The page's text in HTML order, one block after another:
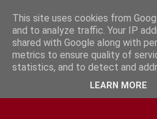
This site uses cookies from
and to analyze traffic. Your IP
shared with Google along with
metrics to ensure quality of
statistics, and to detect and
LEARN MORE